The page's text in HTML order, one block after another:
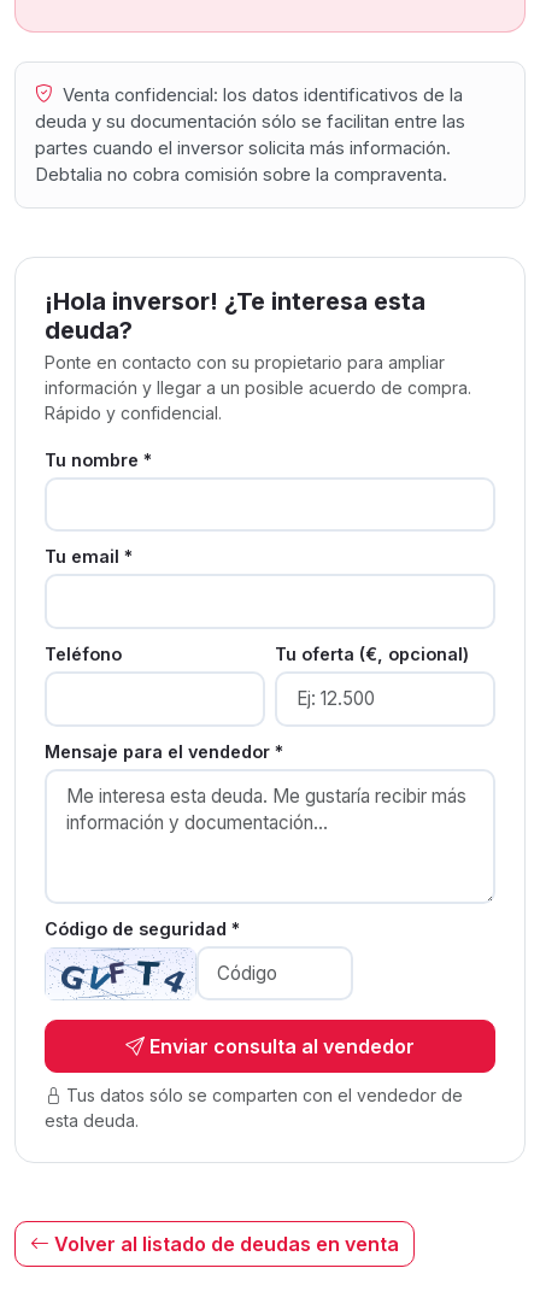
Venta confidencial: los datos identificativos de la
deuda y su documentación sólo se facilitan entre las
partes cuando el inversor solicita más información.
Debtalia no cobra comisión sobre la compraventa.
¡Hola inversor! ¿Te interesa esta
deuda?
Ponte en contacto con su propietario para ampliar
información y llegar a un posible acuerdo de compra.
Rápido y confidencial.
Tu nombre *
Tu email *
Teléfono Tu oferta (€, opcional)
Mensaje para el vendedor *
Código de seguridad *
Enviar consulta al vendedor
Tus datos sólo se comparten con el vendedor de
esta deuda.
Volver al listado de deudas en venta